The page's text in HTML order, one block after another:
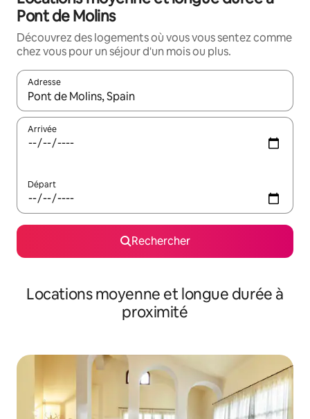
Pont de Molins
Découvrez des logements où vous vous sentez comme
chez vous pour un séjour d'un mois ou plus.
Adresse
Lorsque les résultats s'affichent, utilisez les flèches vers le
Arrivée
Départ
Rechercher
Locations moyenne et longue durée à
proximité